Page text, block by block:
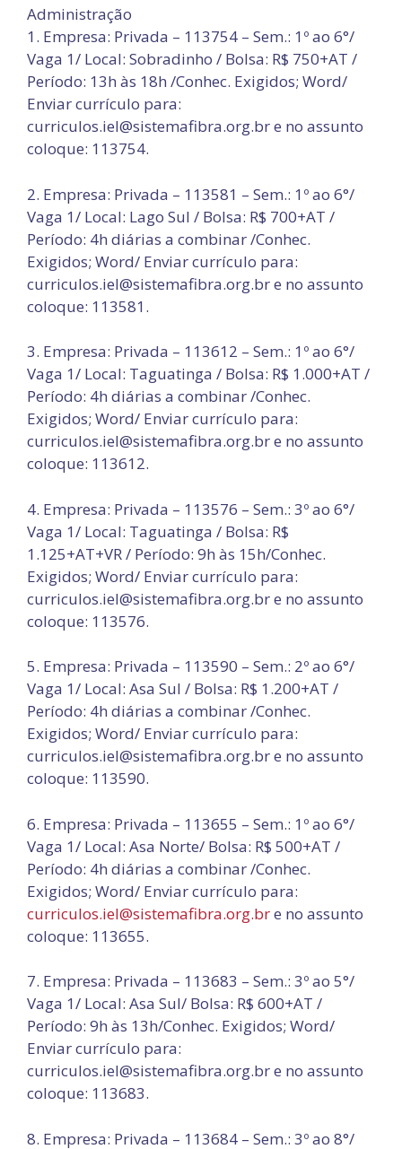
Administração
1. Empresa: Privada – 113754 – Sem.: 1º ao 6°/
Vaga 1/ Local: Sobradinho / Bolsa: R$ 750+AT /
Período: 13h às 18h /Conhec. Exigidos; Word/
Enviar currículo para:
curriculos.iel@sistemafibra.org.br e no assunto
coloque: 113754.
2. Empresa: Privada – 113581 – Sem.: 1º ao 6°/
Vaga 1/ Local: Lago Sul / Bolsa: R$ 700+AT /
Período: 4h diárias a combinar /Conhec.
Exigidos; Word/ Enviar currículo para:
curriculos.iel@sistemafibra.org.br e no assunto
coloque: 113581.
3. Empresa: Privada – 113612 – Sem.: 1º ao 6°/
Vaga 1/ Local: Taguatinga / Bolsa: R$ 1.000+AT /
Período: 4h diárias a combinar /Conhec.
Exigidos; Word/ Enviar currículo para:
curriculos.iel@sistemafibra.org.br e no assunto
coloque: 113612.
4. Empresa: Privada – 113576 – Sem.: 3º ao 6°/
Vaga 1/ Local: Taguatinga / Bolsa: R$
1.125+AT+VR / Período: 9h às 15h/Conhec.
Exigidos; Word/ Enviar currículo para:
curriculos.iel@sistemafibra.org.br e no assunto
coloque: 113576.
5. Empresa: Privada – 113590 – Sem.: 2º ao 6°/
Vaga 1/ Local: Asa Sul / Bolsa: R$ 1.200+AT /
Período: 4h diárias a combinar /Conhec.
Exigidos; Word/ Enviar currículo para:
curriculos.iel@sistemafibra.org.br e no assunto
coloque: 113590.
6. Empresa: Privada – 113655 – Sem.: 1º ao 6°/
Vaga 1/ Local: Asa Norte/ Bolsa: R$ 500+AT /
Período: 4h diárias a combinar /Conhec.
Exigidos; Word/ Enviar currículo para:
curriculos.iel@sistemafibra.org.bre no assunto
coloque: 113655.
7. Empresa: Privada – 113683 – Sem.: 3º ao 5°/
Vaga 1/ Local: Asa Sul/ Bolsa: R$ 600+AT /
Período: 9h às 13h/Conhec. Exigidos; Word/
Enviar currículo para:
curriculos.iel@sistemafibra.org.br e no assunto
coloque: 113683.
8. Empresa: Privada – 113684 – Sem.: 3º ao 8°/